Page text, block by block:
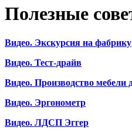
Полезные
Видео. Экскурсия на фабрику
Видео. Тест-драйв
Видео. Производство мебели
Видео. Эргонометр
Видео. ЛДСП Эггер